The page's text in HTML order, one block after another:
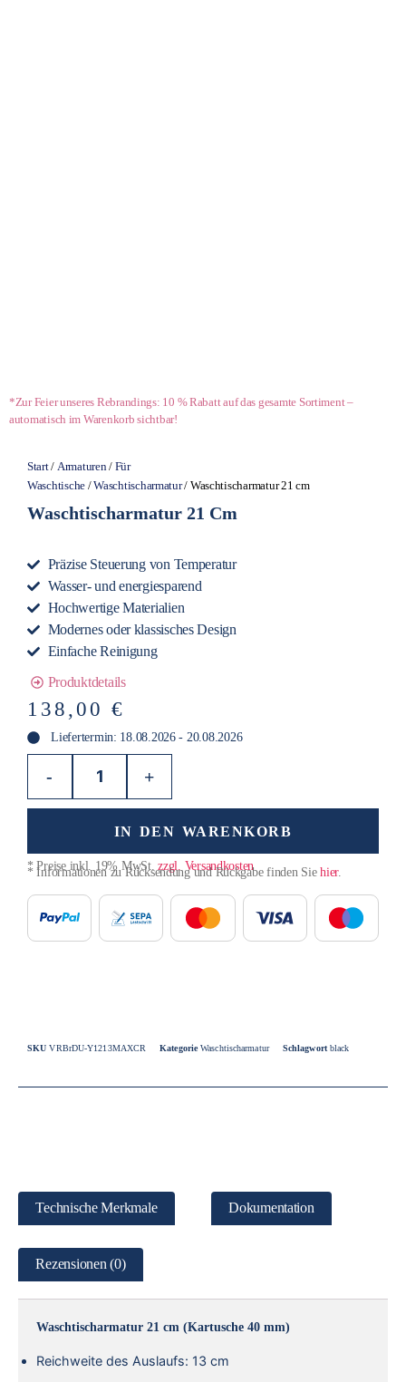
*Zur Feier unseres Rebrandings: 10 % Rabatt auf das gesamte Sortiment –
automatisch im Warenkorb sichtbar!
Start/ Armaturen/ Für
Waschtische /Waschtischarmatur/ Waschtischarmatur 21 cm
Waschtischarmatur 21 Cm
Präzise Steuerung von Temperatur
Wasser- und energiesparend
Hochwertige Materialien
Modernes oder klassisches Design
Einfache Reinigung
Produktdetails
138,00 €
Liefertermin: 18.08.2026 - 20.08.2026
- +
IN DEN WARENKORB
* Preise inkl. 19% MwSt.zzgl. Versandkosten
* Informationen zu Rücksendung und Rückgabe finden Siehier.
SKUVRBrDU-Y1213MAXCR Kategorie Waschtischarmatur Schlagwort black
Technische Merkmale Dokumentation
Rezensionen (0)
Waschtischarmatur 21 cm (Kartusche 40 mm)
Reichweite des Auslaufs: 13 cm